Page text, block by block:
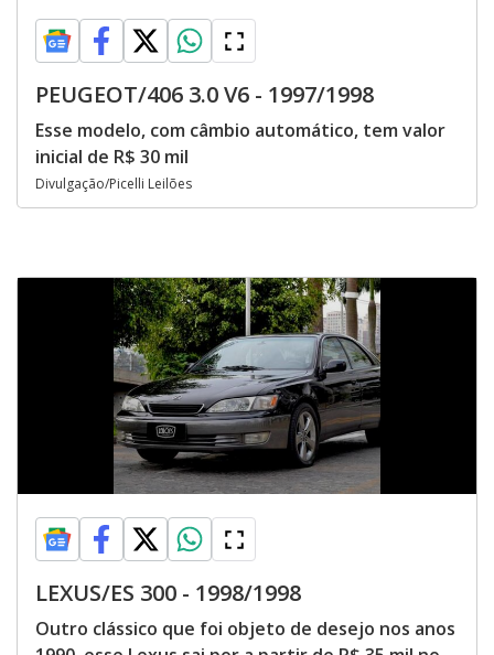
PEUGEOT/406 3.0 V6 - 1997/1998
Esse modelo, com câmbio automático, tem valor
inicial de R$ 30 mil
Divulgação/Picelli Leilões
LEXUS/ES 300 - 1998/1998
Outro clássico que foi objeto de desejo nos anos